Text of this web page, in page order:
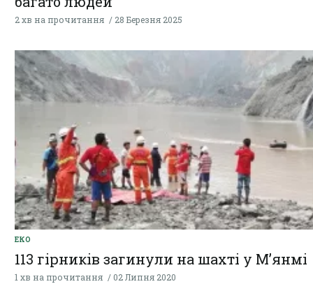
2 хв на прочитання 28 Березня 2025
ЕКО
113 гірників загинули на шахті у М’янмі
1 хв на прочитання 02 Липня 2020